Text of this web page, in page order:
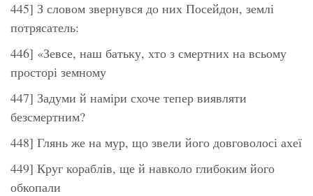
445] З словом звернувся до них Посейдон, землі
потрясатель:
446] «Зевсе, наш батьку, хто з смертних на всьому
просторі земному
447] Задуми й наміри схоче тепер виявляти
безсмертним?
448] Глянь же на мур, що звели його довговолосі ахеї
449] Круг кораблів, ще й навколо глибоким його
обкопали